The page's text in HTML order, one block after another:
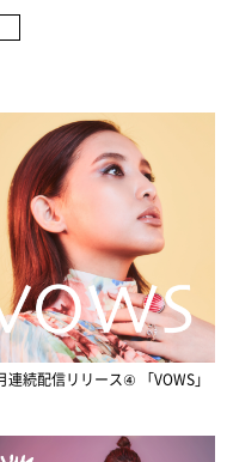
連続配信リリース④ 「VOWS」